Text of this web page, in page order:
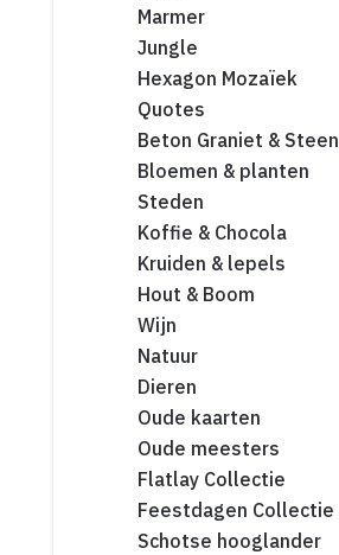
Marmer
Jungle
Hexagon Mozaïek
Quotes
Beton Graniet & Steen
Bloemen & planten
Steden
Koffie & Chocola
Kruiden & lepels
Hout & Boom
Wijn
Natuur
Dieren
Oude kaarten
Oude meesters
Flatlay Collectie
Feestdagen Collectie
Schotse hooglander